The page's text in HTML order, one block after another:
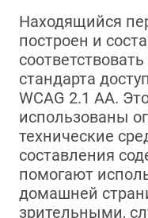
Находящийся
построен и
стандарта
WCAG 2.1 AA.
использованы
технические
составления
помогают
домашней
зрительными,